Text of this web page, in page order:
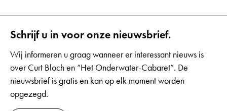
Schrijf u in voor onze nieuwsbrief.
Wij informeren u graag wanneer er interessant nieuws is
over Curt Bloch en “Het Onderwater-Cabaret”. De
nieuwsbrief is gratis en kan op elk moment worden
opgezegd.